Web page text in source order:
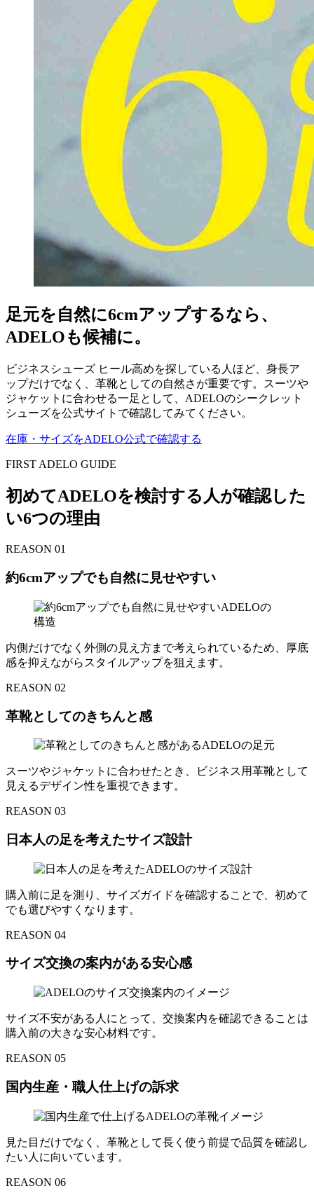
足元を自然に6cmアップするなら、
ADELOも候補に。
ビジネスシューズ ヒール高めを探している人ほど、身長ア
ップだけでなく、革靴としての自然さが重要です。スーツや
ジャケットに合わせる一足として、ADELOのシークレット
シューズを公式サイトで確認してみてください。
在庫・サイズをADELO公式で確認する
FIRST ADELO GUIDE
初めてADELOを検討する人が確認した
い6つの理由
REASON 01
約6cmアップでも自然に見せやすい
内側だけでなく外側の見え方まで考えられているため、厚底
感を抑えながらスタイルアップを狙えます。
REASON 02
革靴としてのきちんと感
スーツやジャケットに合わせたとき、ビジネス用革靴として
見えるデザイン性を重視できます。
REASON 03
日本人の足を考えたサイズ設計
購入前に足を測り、サイズガイドを確認することで、初めて
でも選びやすくなります。
REASON 04
サイズ交換の案内がある安心感
サイズ不安がある人にとって、交換案内を確認できることは
購入前の大きな安心材料です。
REASON 05
国内生産・職人仕上げの訴求
見た目だけでなく、革靴として長く使う前提で品質を確認し
たい人に向いています。
REASON 06